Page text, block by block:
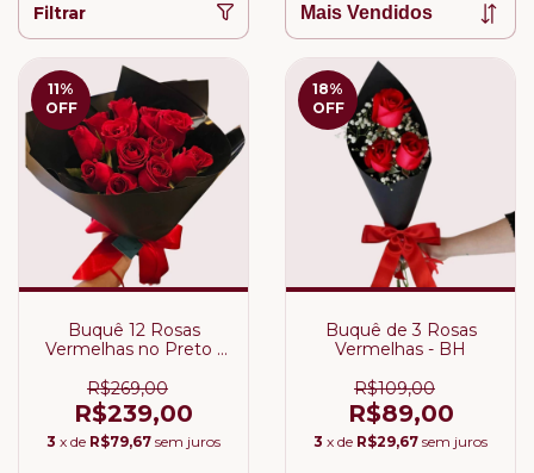
Filtrar
11%
OFF
Buquê 12 Rosas
Vermelhas no Preto -
R$269,00
R$239,00
3 x de R$79,67 sem juros
18%
OFF
Buquê de 3 Rosas
Vermelhas - BH
R$109,00
R$89,00
3 x de R$29,67 sem juros